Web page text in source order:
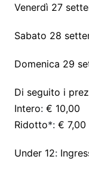
Venerdì 27
Sabato 28
Domenica 29
Di seguito i
Intero: € 10,00
Ridotto*: € 7,00
Under 12: